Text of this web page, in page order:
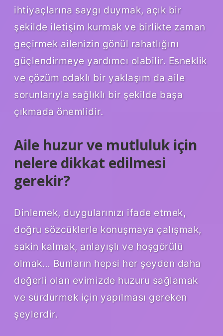
ihtiyaçlarına saygı duymak, açık bir
şekilde iletişim kurmak ve birlikte zaman
geçirmek ailenizin gönül rahatlığını
güçlendirmeye yardımcı olabilir. Esneklik
ve çözüm odaklı bir yaklaşım da aile
sorunlarıyla sağlıklı bir şekilde başa
çıkmada önemlidir.
Aile huzur ve mutluluk için
nelere dikkat edilmesi
gerekir?
Dinlemek, duygularınızı ifade etmek,
doğru sözcüklerle konuşmaya çalışmak,
sakin kalmak, anlayışlı ve hoşgörülü
olmak… Bunların hepsi her şeyden daha
değerli olan evimizde huzuru sağlamak
ve sürdürmek için yapılması gereken
şeylerdir.